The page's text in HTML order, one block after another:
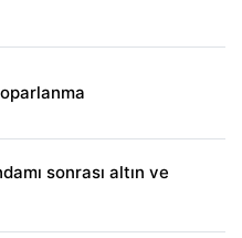
sonrası altın ve